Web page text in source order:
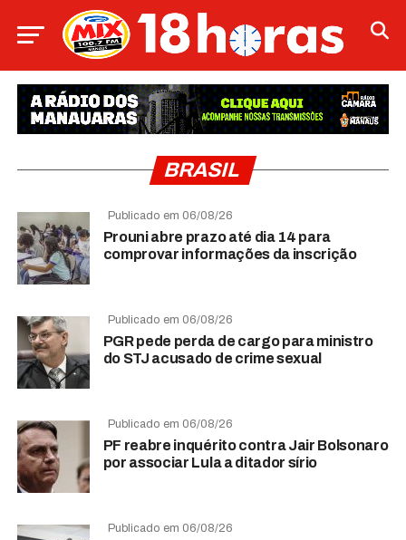
BRASIL
Publicado em 06/08/26
Prouni abre prazo até dia 14 para
comprovar informações da inscrição
Publicado em 06/08/26
PGR pede perda de cargo para ministro
do STJ acusado de crime sexual
Publicado em 06/08/26
PF reabre inquérito contra Jair Bolsonaro
por associar Lula a ditador sírio
Publicado em 06/08/26